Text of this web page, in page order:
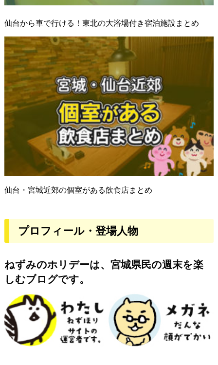
仙台から車で行ける！東北の大浴場付き宿泊施設まとめ
仙台・宮城近郊の個室がある飲食店まとめ
プロフィール・登場人物
ねずみのホリデーは、宮城県民の週末を楽
しむブログです。